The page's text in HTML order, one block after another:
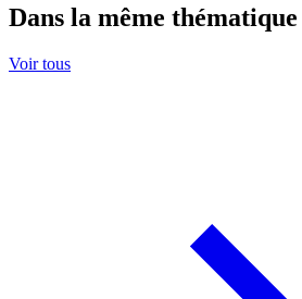
Dans la même thématique
Voir tous